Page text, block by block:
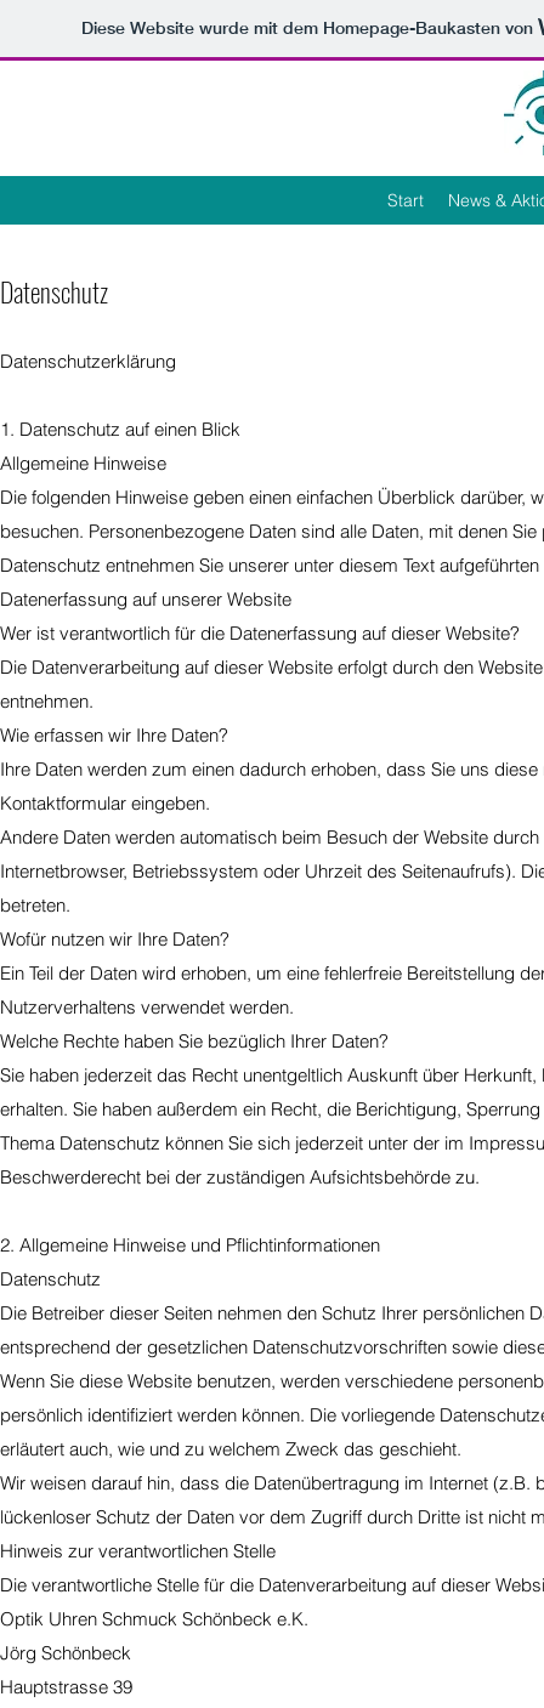
Diese Website wurde mit dem Homepage-Baukasten von
Start News &
Datenschutz
Datenschutzerklärung
1. Datenschutz auf einen Blick
Allgemeine Hinweise
Die folgenden Hinweise geben einen einfachen Überblick darüber,
besuchen. Personenbezogene Daten sind alle Daten, mit denen
Datenschutz entnehmen Sie unserer unter diesem Text
Datenerfassung auf unserer Website
Wer ist verantwortlich für die Datenerfassung auf dieser Website?
Die Datenverarbeitung auf dieser Website erfolgt durch den
entnehmen.
Wie erfassen wir Ihre Daten?
Ihre Daten werden zum einen dadurch erhoben, dass Sie uns
Kontaktformular eingeben.
Andere Daten werden automatisch beim Besuch der Website
Internetbrowser, Betriebssystem oder Uhrzeit des Seitenaufrufs).
betreten.
Wofür nutzen wir Ihre Daten?
Ein Teil der Daten wird erhoben, um eine fehlerfreie Bereitstellung
Nutzerverhaltens verwendet werden.
Welche Rechte haben Sie bezüglich Ihrer Daten?
Sie haben jederzeit das Recht unentgeltlich Auskunft über
erhalten. Sie haben außerdem ein Recht, die Berichtigung,
Thema Datenschutz können Sie sich jederzeit unter der im
Beschwerderecht bei der zuständigen Aufsichtsbehörde zu.
2. Allgemeine Hinweise und Pflichtinformationen
Datenschutz
Die Betreiber dieser Seiten nehmen den Schutz Ihrer persönlichen
entsprechend der gesetzlichen Datenschutzvorschriften sowie
Wenn Sie diese Website benutzen, werden verschiedene
persönlich identifiziert werden können. Die vorliegende
erläutert auch, wie und zu welchem Zweck das geschieht.
Wir weisen darauf hin, dass die Datenübertragung im Internet
lückenloser Schutz der Daten vor dem Zugriff durch Dritte ist nicht
Hinweis zur verantwortlichen Stelle
Die verantwortliche Stelle für die Datenverarbeitung auf dieser
Optik Uhren Schmuck Schönbeck e.K.
Jörg Schönbeck
Hauptstrasse 39